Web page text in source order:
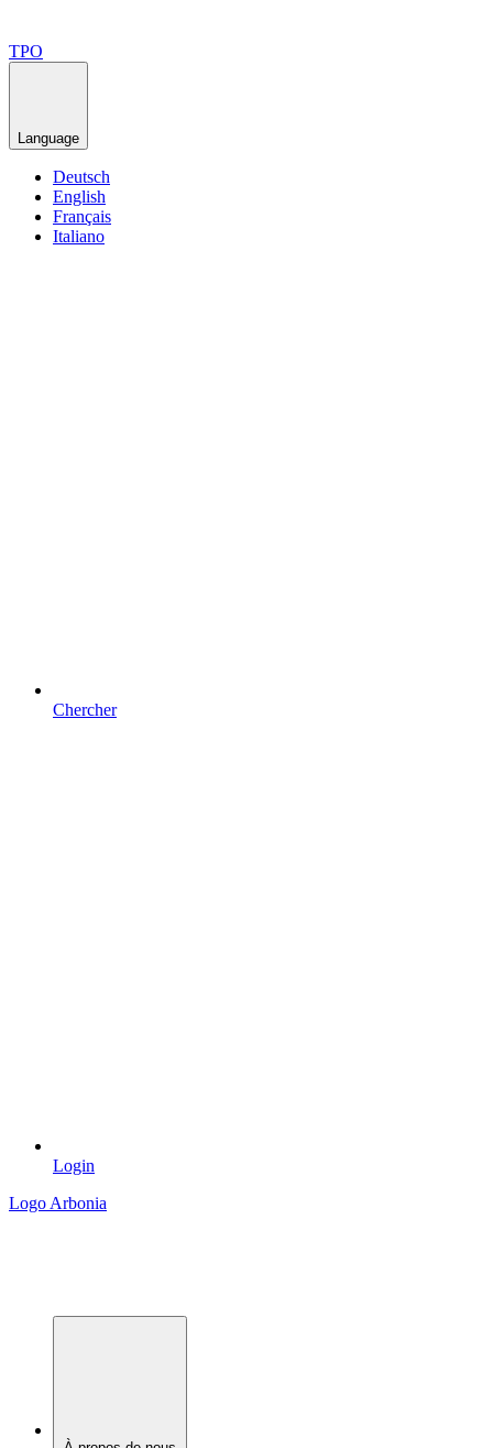
TPO
Language
Deutsch
English
Français
Italiano
Chercher
Login
Logo Arbonia